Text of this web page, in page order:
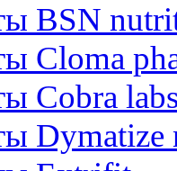
BSN
Cloma
Cobra